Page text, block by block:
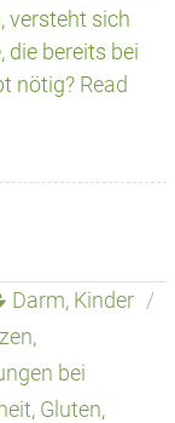
versteht sich
die bereits bei
nötig? Read
Darm, Kinder
,
bei
, Gluten,